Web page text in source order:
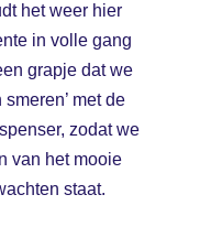
het weer hier
in volle gang
grapje dat we
met de
zodat we
van het mooie
staat.